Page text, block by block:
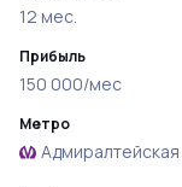
12 мес.
Прибыль
150 000/мес
Метро
Адмиралтейская